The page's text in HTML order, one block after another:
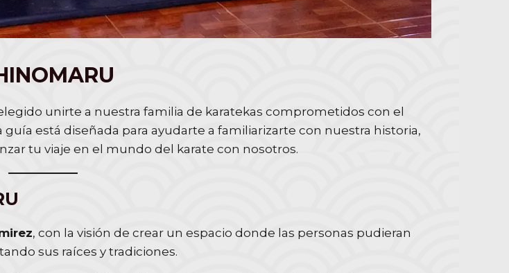
unirte a nuestra familia de karatekas comprometidos con el
está diseñada para ayudarte a familiarizarte con nuestra historia,
tu viaje en el mundo del karate con nosotros.
, con la visión de crear un espacio donde las personas pudieran
sus raíces y tradiciones.